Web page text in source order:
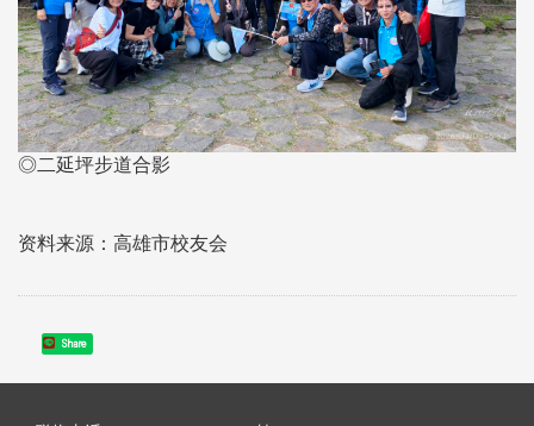
◎二延坪步道合影
资料来源：高雄市校友会
Share